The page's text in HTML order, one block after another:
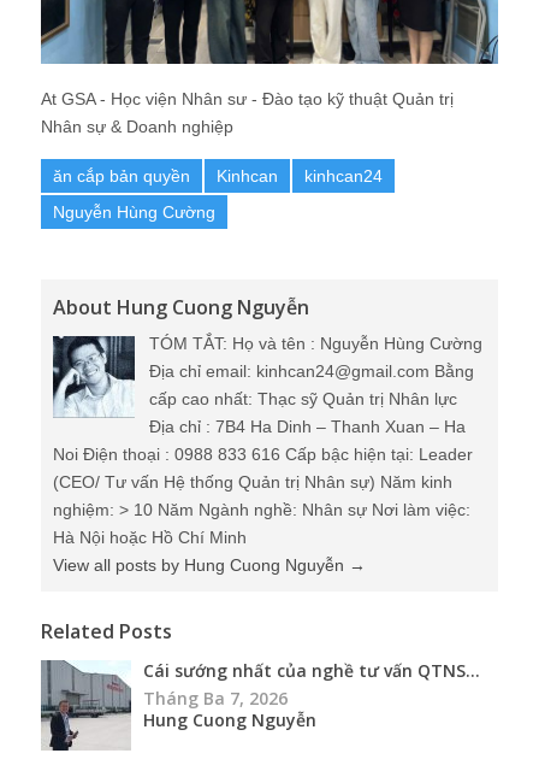
At GSA - Học viện Nhân sư - Đào tạo kỹ thuật Quản trị
Nhân sự & Doanh nghiệp
ăn cắp bản quyền Kinhcan
kinhcan24
Nguyễn Hùng Cường
About Hung Cuong Nguyễn
TÓM TẮT: Họ và tên : Nguyễn Hùng Cường
Địa chỉ email: kinhcan24@gmail.com Bằng
cấp cao nhất: Thạc sỹ Quản trị Nhân lực
Địa chỉ : 7B4 Ha Dinh – Thanh Xuan – Ha
Noi Điện thoại : 0988 833 616 Cấp bậc hiện tại: Leader
(CEO/ Tư vấn Hệ thống Quản trị Nhân sự) Năm kinh
nghiệm: > 10 Năm Ngành nghề: Nhân sự Nơi làm việc:
Hà Nội hoặc Hồ Chí Minh
View all posts by Hung Cuong Nguyễn →
Related Posts
Cái sướng nhất của nghề tư vấn QTNS...
Tháng Ba 7, 2026
Hung Cuong Nguyễn